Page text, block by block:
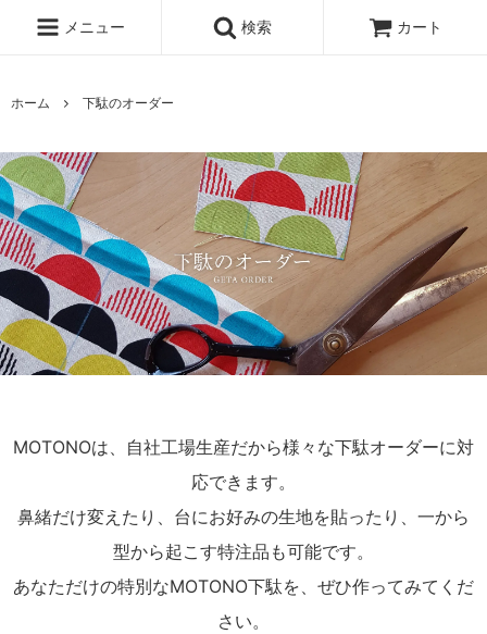
メニュー 検索 カート
ホーム 下駄のオーダー
MOTONOは、自社工場生産だから様々な下駄オーダーに対
応できます。
鼻緒だけ変えたり、台にお好みの生地を貼ったり、一から
型から起こす特注品も可能です。
あなただけの特別なMOTONO下駄を、ぜひ作ってみてくだ
さい。